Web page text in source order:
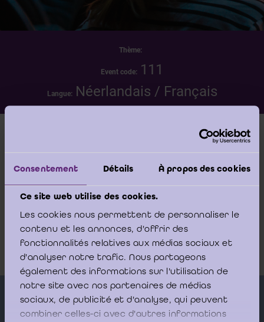
Consentement Détails À propos des cookies
Ce site web utilise des cookies.
Les cookies nous permettent de personnaliser le
contenu et les annonces, d'offrir des
fonctionnalités relatives aux médias sociaux et
d'analyser notre trafic. Nous partageons
également des informations sur l'utilisation de
notre site avec nos partenaires de médias
sociaux, de publicité et d'analyse, qui peuvent
combiner celles-ci avec d'autres informations
Thème:
Event code: 111
Langue: Néerlandais / Français
samedi 23 mai 2026 - 09:00 -00:00
IBR/IRE - Bâtiment Phoenix Building - Koning
Albert II-laan, 19 Boulevard du Roi Albert II -
1210 Brussel/Bruxelles
Orateurs